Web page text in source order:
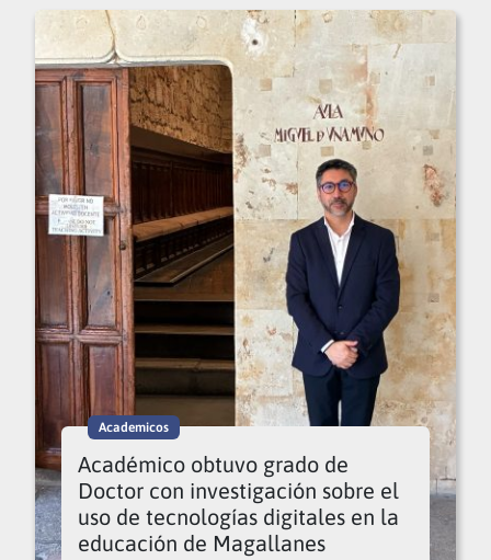
Academicos
Académico obtuvo grado de
Doctor con investigación sobre el
uso de tecnologías digitales en la
educación de Magallanes